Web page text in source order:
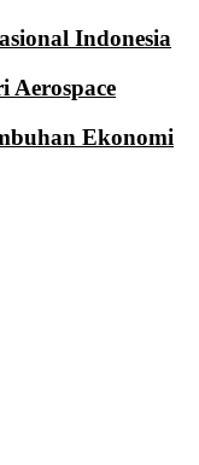
Indonesia
Aerospace
Ekonomi